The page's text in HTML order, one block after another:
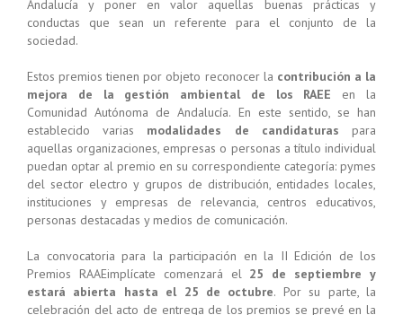
Andalucía y poner en valor aquellas buenas prácticas y
conductas que sean un referente para el conjunto de la
sociedad.
Estos premios tienen por objeto reconocer la contribución a la
mejora de la gestión ambiental de los RAEE en la
Comunidad Autónoma de Andalucía. En este sentido, se han
establecido varias modalidades de candidaturas para
aquellas organizaciones, empresas o personas a título individual
puedan optar al premio en su correspondiente categoría: pymes
del sector electro y grupos de distribución, entidades locales,
instituciones y empresas de relevancia, centros educativos,
personas destacadas y medios de comunicación.
La convocatoria para la participación en la II Edición de los
Premios RAAEimplícate comenzará el 25 de septiembre y
estará abierta hasta el 25 de octubre. Por su parte, la
celebración del acto de entrega de los premios se prevé en la